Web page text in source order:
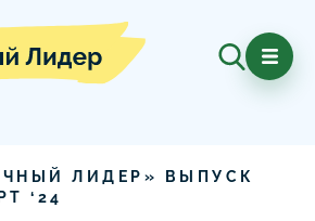
ЛИДЕР» ВЫПУСК
‘ 24